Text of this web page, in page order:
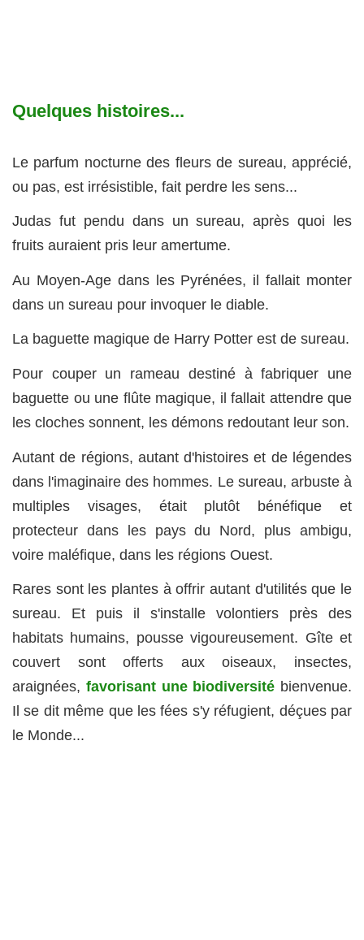
Quelques histoires...
Le parfum nocturne des fleurs de sureau, apprécié,
ou pas, est irrésistible, fait perdre les sens...
Judas fut pendu dans un sureau, après quoi les
fruits auraient pris leur amertume.
Au Moyen-Age dans les Pyrénées, il fallait monter
dans un sureau pour invoquer le diable.
La baguette magique de Harry Potter est de sureau.
Pour couper un rameau destiné à fabriquer une
baguette ou une flûte magique, il fallait attendre que
les cloches sonnent, les démons redoutant leur son.
Autant de régions, autant d'histoires et de légendes
dans l'imaginaire des hommes. Le sureau, arbuste à
multiples visages, était plutôt bénéfique et
protecteur dans les pays du Nord, plus ambigu,
voire maléfique, dans les régions Ouest.
Rares sont les plantes à offrir autant d'utilités que le
sureau. Et puis il s'installe volontiers près des
habitats humains, pousse vigoureusement. Gîte et
couvert sont offerts aux oiseaux, insectes,
araignées, favorisant une biodiversité bienvenue.
Il se dit même que les fées s'y réfugient, déçues par
le Monde...